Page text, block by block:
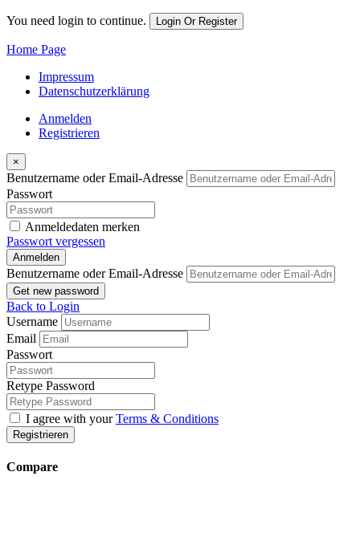
You need login to continue. Login Or Register
Home Page
Impressum
Datenschutzerklärung
Anmelden
Registrieren
×
Benutzername oder Email-Adresse
Passwort
Anmeldedaten merken
Passwort vergessen
Anmelden
Benutzername oder Email-Adresse
Get new password
Back to Login
Username
Email
Passwort
Retype Password
I agree with yourTerms & Conditions
Registrieren
Compare